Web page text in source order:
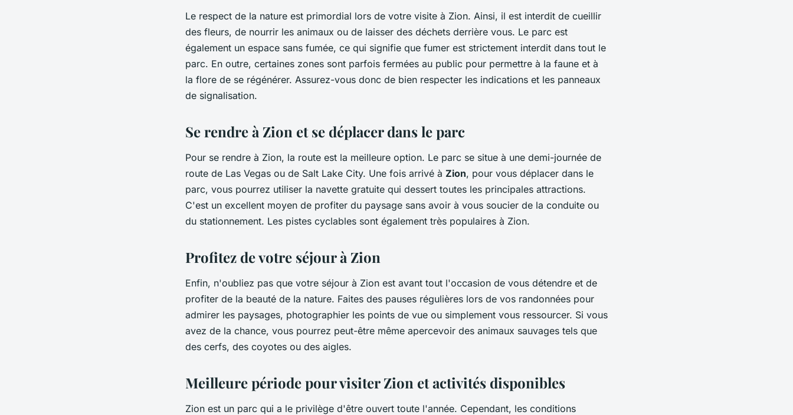
Le respect de la nature est primordial lors de votre visite à Zion. Ainsi, il est interdit de cueillir
des fleurs, de nourrir les animaux ou de laisser des déchets derrière vous. Le parc est
également un espace sans fumée, ce qui signifie que fumer est strictement interdit dans tout le
parc. En outre, certaines zones sont parfois fermées au public pour permettre à la faune et à
la flore de se régénérer. Assurez-vous donc de bien respecter les indications et les panneaux
de signalisation.
Se rendre à Zion et se déplacer dans le parc
Pour se rendre à Zion, la route est la meilleure option. Le parc se situe à une demi-journée de
route de Las Vegas ou de Salt Lake City. Une fois arrivé à Zion, pour vous déplacer dans le
parc, vous pourrez utiliser la navette gratuite qui dessert toutes les principales attractions.
C'est un excellent moyen de profiter du paysage sans avoir à vous soucier de la conduite ou
du stationnement. Les pistes cyclables sont également très populaires à Zion.
Profitez de votre séjour à Zion
Enfin, n'oubliez pas que votre séjour à Zion est avant tout l'occasion de vous détendre et de
profiter de la beauté de la nature. Faites des pauses régulières lors de vos randonnées pour
admirer les paysages, photographier les points de vue ou simplement vous ressourcer. Si vous
avez de la chance, vous pourrez peut-être même apercevoir des animaux sauvages tels que
des cerfs, des coyotes ou des aigles.
Meilleure période pour visiter Zion et activités disponibles
Zion est un parc qui a le privilège d'être ouvert toute l'année. Cependant, les conditions